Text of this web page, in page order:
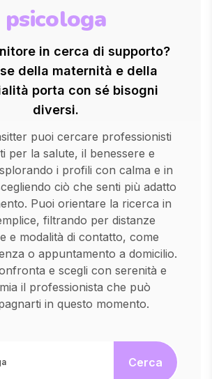
psicologa
in cerca di supporto?
della maternità e della
porta con sé bisogni
diversi.
puoi cercare professionisti
per la salute, il benessere e
i profili con calma e in
ciò che senti più adatto
Puoi orientare la ricerca in
filtrando per distanze
e modalità di contatto, come
o appuntamento a domicilio.
e scegli con serenità e
il professionista che può
in questo momento.
Cerca